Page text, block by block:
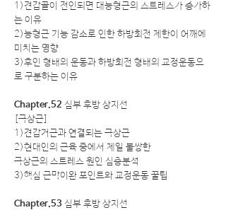
1)견갑골이 전인되면 대능형근의 스트레스가 증가하
는 이유
2)능형근 기능 감소로 인한 하방회전 제한이 어깨에
미치는 영향
3)후인 형태의 운동과 하방회전 형태의 교정운동으
로 구분하는 이유
Chapter.52 심부 후방 상지선
[극상근]
1)견갑거근과 연결되는 극상근
2)현대인의 근육 중에서 제일 불쌍한
극상근의 스트레스 원인 심층분석
3)핵심 근막이완 포인트와 교정운동 꿀팁
Chapter.53 심부 후방 상지선